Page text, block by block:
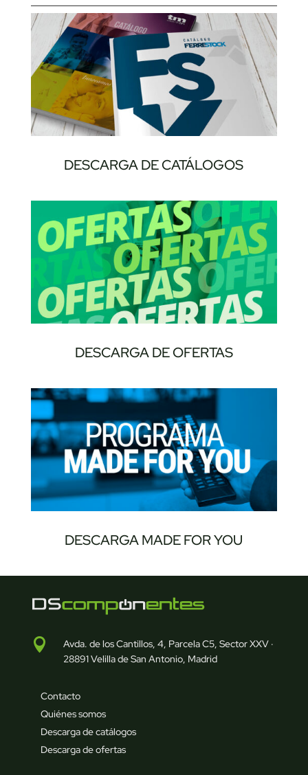
DESCARGA DE CATÁLOGOS
DESCARGA DE OFERTAS
DESCARGA MADE FOR YOU

Avda. de los Cantillos, 4, Parcela C5, Sector XXV ·
28891 Velilla de San Antonio, Madrid
Contacto
Quiénes somos
Descarga de catálogos
Descarga de ofertas